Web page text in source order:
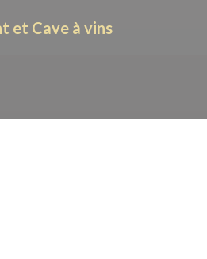
et Cave à vins